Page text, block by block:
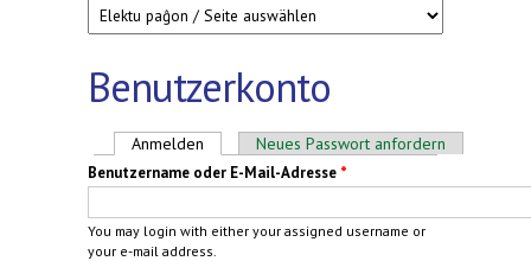
Benutzerkonto
Haupt-Reiter
Anmelden (aktiver Reiter)
Neues Passwort anfordern
Benutzername oder E-Mail-Adresse *
You may login with either your assigned username or
your e-mail address.